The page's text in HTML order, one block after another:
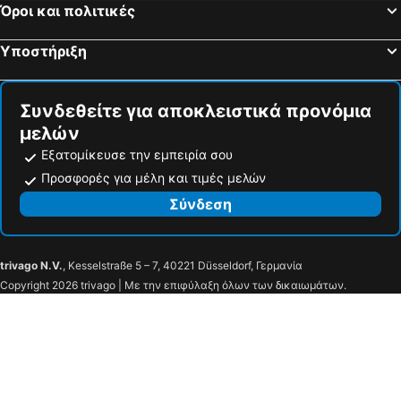
Φολέγανδρος - Χώρα Παραλιακά ξενοδοχεία
Λιβαδάκια Παραλιακά ξενοδοχεία
Όροι και πολιτικές
Υποστήριξη
Συνδεθείτε για αποκλειστικά προνόμια
μελών
Εξατομίκευσε την εμπειρία σου
Προσφορές για μέλη και τιμές μελών
Σύνδεση
trivago N.V., Kesselstraße 5 – 7, 40221 Düsseldorf, Γερμανία
Copyright 2026 trivago | Με την επιφύλαξη όλων των δικαιωμάτων.